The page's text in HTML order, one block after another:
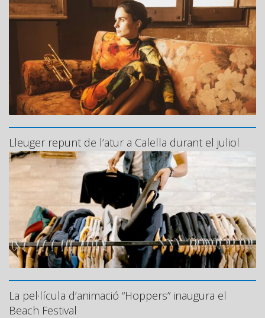
Lleuger repunt de l’atur a Calella durant el juliol
La pel·lícula d’animació “Hoppers” inaugura el
Beach Festival